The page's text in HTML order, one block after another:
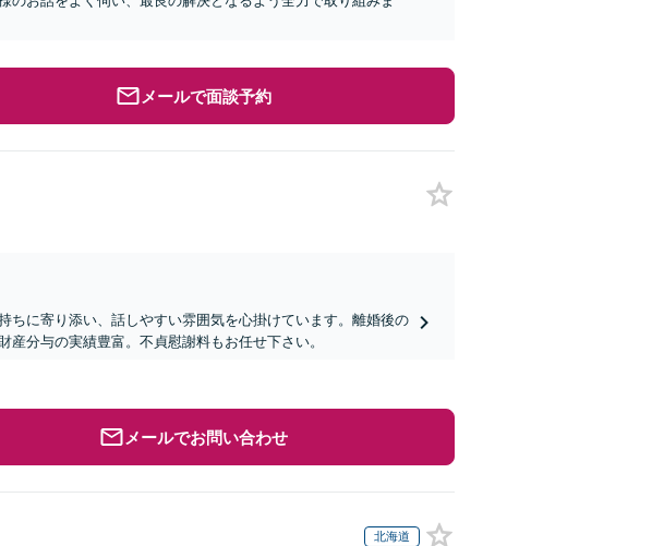
メールで面談予約
ちに寄り添い、話しやすい雰囲気を心掛けています。離婚後の
分与の実績豊富。不貞慰謝料もお任せ下さい。
メールでお問い合わせ
北海道